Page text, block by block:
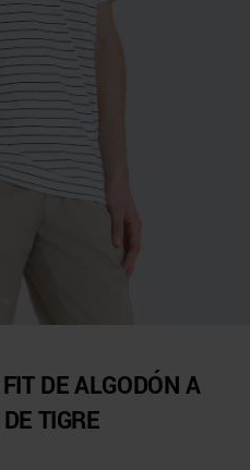
DE ALGODÓN A
TIGRE